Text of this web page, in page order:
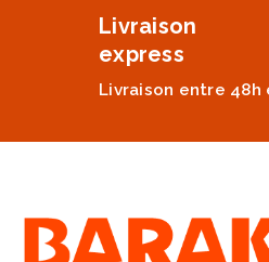
Livraison
express
Livraison entre 48h